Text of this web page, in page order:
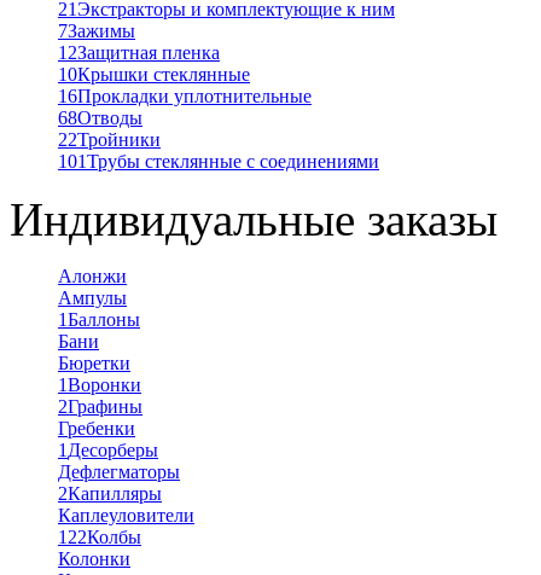
21Экстракторы и комплектующие к ним
7Зажимы
12Защитная пленка
10Крышки стеклянные
16Прокладки уплотнительные
68Отводы
22Тройники
101Трубы стеклянные с соединениями
Индивидуальные заказы
Алонжи
Ампулы
1Баллоны
Бани
Бюретки
1Воронки
2Графины
Гребенки
1 Десорберы
Дефлегматоры
2Капилляры
Каплеуловители
122Колбы
Колонки